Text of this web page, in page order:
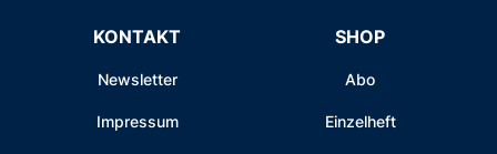
KONTAKT
Newsletter
Impressum
SHOP
Abo
Einzelheft